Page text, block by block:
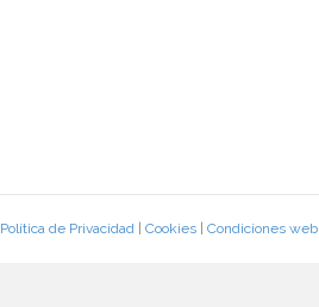
Política de Privacidad| Cookies| Condiciones web